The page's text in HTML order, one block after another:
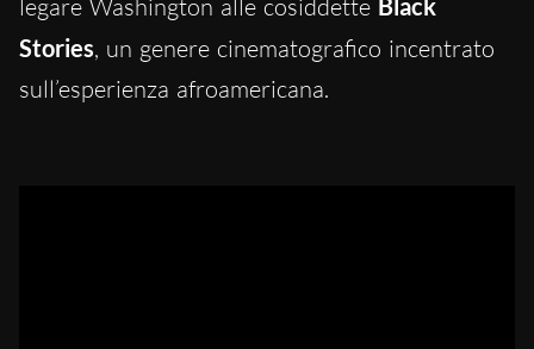
legare Washington alle cosiddette
Stories, un genere cinematografico incentrato
sull’esperienza afroamericana.